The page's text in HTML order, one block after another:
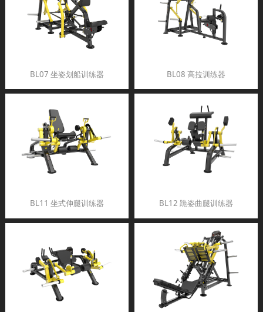
BL07 坐姿划船训练器 BL08 高拉训练器
BL11 坐式伸腿训练器 BL12 跪姿曲腿训练器